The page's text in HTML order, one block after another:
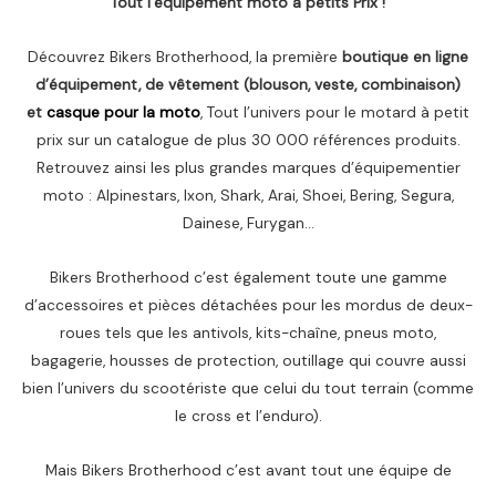
Découvrez Bikers Brotherhood, la première boutique en ligne
d’équipement, de vêtement (blouson, veste, combinaison)
et casque pour la moto, Tout l’univers pour le motard à petit
prix sur un catalogue de plus 30 000 références produits.
Retrouvez ainsi les plus grandes marques d’équipementier
moto : Alpinestars, Ixon, Shark, Arai, Shoei, Bering, Segura,
Dainese, Furygan…
Bikers Brotherhood c’est également toute une gamme
d’accessoires et pièces détachées pour les mordus de deux-
roues tels que les antivols, kits-chaîne, pneus moto,
bagagerie, housses de protection, outillage qui couvre aussi
bien l’univers du scootériste que celui du tout terrain (comme
le cross et l’enduro).
Mais Bikers Brotherhood c’est avant tout une équipe de